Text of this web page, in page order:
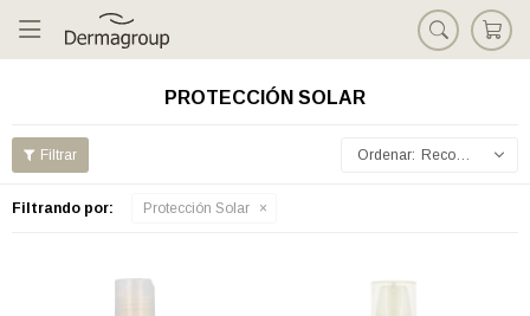

PROTECCIÓN SOLAR
Recomendados
Filtrando por: Protección Solar